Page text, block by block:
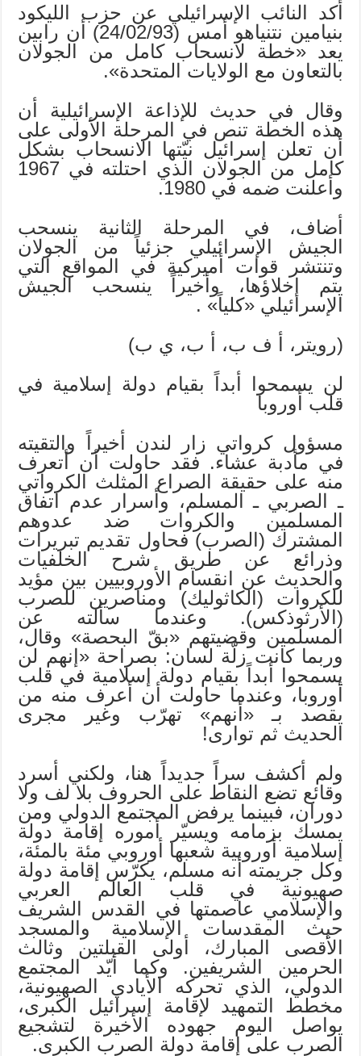
أكد النائب الإسرائيلي عن حزب الليكود
بنيامين نتنياهو أمس (24/02/93) أن رابين
يعد «خطة لانسحاب كامل من الجولان
بالتعاون مع الولايات المتحدة».
وقال في حديث للإذاعة الإسرائيلية أن
هذه الخطة تنص في المرحلة الأولى على
أن تعلن إسرائيل نيّتها الانسحاب بشكل
كامل من الجولان الذي احتلته في 1967
وأعلنت ضمه في 1980.
أضاف، في المرحلة الثانية ينسحب
الجيش الإسرائيلي جزئياً من الجولان
وتنتشر قوات أميركية في المواقع التي
يتم إخلاؤها، وأخيراً ينسحب الجيش
الإسرائيلي «كلياً» .
(رويتر، أ ف ب، أ ب، ي ب)
لن يسمحوا أبداً بقيام دولة إسلامية في
قلب أوروبا
مسؤول كرواتي زار لندن أخيراً والتقيته
في مأدبة عشاء. فقد حاولت أن أتعرف
منه على حقيقة الصراع المثلث الكرواتي
ـ الصربي ـ المسلم، وأسرار عدم اتفاق
المسلمين والكروات ضد عدوهم
المشترك (الصرب) فحاول تقديم تبريرات
وذرائع عن طريق شرح الخلفيات
والحديث عن انقسام الأوروبيين بين مؤيد
للكروات (الكاثوليك) ومناصرين للصرب
(الأرثوذكس). وعندما سألته عن
المسلمين وقضيتهم «بقّ البحصة» وقال،
وربما كانت زلّة لسان: بصراحة «إنهم لن
يسمحوا أبداً بقيام دولة إسلامية في قلب
أوروبا، وعندما حاولت أن أعرف منه من
يقصد بـ «أنهم» تهرّب وغير مجرى
الحديث ثم توارى!
ولم أكشف سراً جديداً هنا، ولكني أسرد
وقائع تضع النقاط على الحروف بلا لف ولا
دوران، فبينما يرفض المجتمع الدولي ومن
يمسك بزمامه ويسيّر أموره إقامة دولة
إسلامية أوروبية شعبها أوروبي مئة بالمئة،
وكل جريمته أنه مسلم، يكرّس إقامة دولة
صهيونية في قلب العالم العربي
والإسلامي عاصمتها في القدس الشريف
حيث المقدسات الإسلامية والمسجد
الأقصى المبارك، أولى القبلتين وثالث
الحرمين الشريفين. وكما أيّد المجتمع
الدولي، الذي تحركه الأيادي الصهيونية،
مخطط التمهيد لإقامة إسرائيل الكبرى،
يواصل اليوم جهوده الأخيرة لتشجيع
الصرب على إقامة دولة الصرب الكبرى.